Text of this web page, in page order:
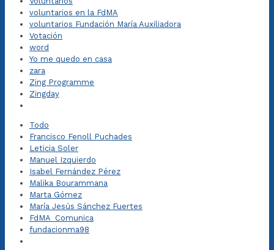
voluntarios en la FdMA
voluntarios Fundación María Auxiliadora
Votación
word
Yo me quedo en casa
zara
Zing Programme
Zingday
Todo
Francisco Fenoll Puchades
Leticia Soler
Manuel Izquierdo
Isabel Fernández Pérez
Malika Bourammana
Marta Gómez
María Jesús Sánchez Fuertes
FdMA_Comunica
fundacionma98